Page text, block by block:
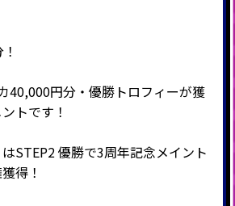
40,000円分・優勝トロフィーが獲
トです！
STEP2 優勝で3周年記念メイント
得！